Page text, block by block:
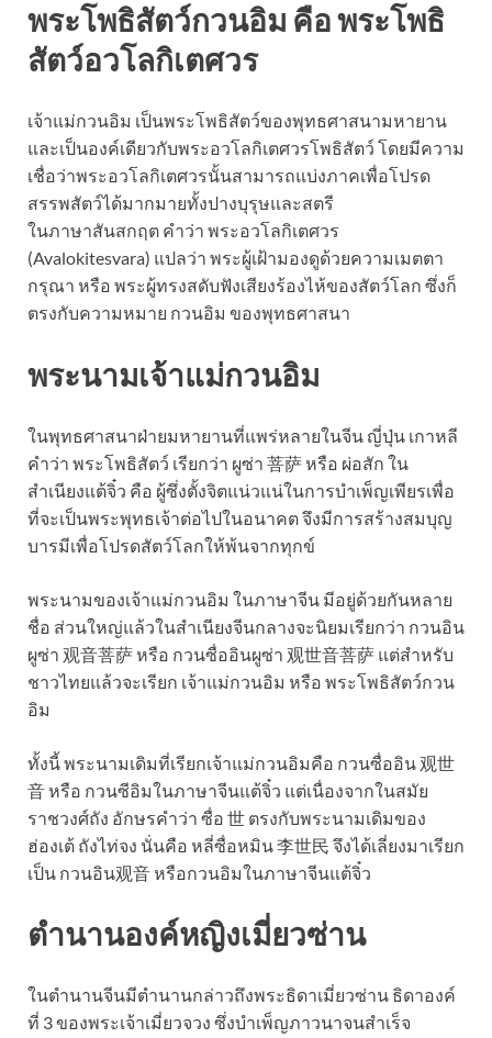
พระโพธิสัตว์กวนอิม คือ พระโพธิ
สัตว์อวโลกิเตศวร
เจ้าแม่กวนอิม เป็นพระโพธิสัตว์ของพุทธศาสนามหายาน
และเป็นองค์เดียวกับพระอวโลกิเตศวรโพธิสัตว์ โดยมีความ
เชื่อว่าพระอวโลกิเตศวรนั้นสามารถแบ่งภาคเพื่อโปรด
สรรพสัตว์ได้มากมายทั้งปางบุรุษและสตรี
ในภาษาสันสกฤต คำว่า พระอวโลกิเตศวร
(Avalokitesvara) แปลว่า พระผู้เฝ้ามองดูด้วยความเมตตา
กรุณา หรือ พระผู้ทรงสดับฟังเสียงร้องไห้ของสัตว์โลก ซึ่งก็
ตรงกับความหมาย กวนอิม ของพุทธศาสนา
พระนามเจ้าแม่กวนอิม
ในพุทธศาสนาฝ่ายมหายานที่แพร่หลายในจีน ญี่ปุ่น เกาหลี
คำว่า พระโพธิสัตว์ เรียกว่า ผูซ่า 菩萨 หรือ ผ่อสัก ใน
สำเนียงแต้จิ๋ว คือ ผู้ซึ่งตั้งจิตแน่วแน่ในการบำเพ็ญเพียรเพื่อ
ที่จะเป็นพระพุทธเจ้าต่อไปในอนาคต จึงมีการสร้างสมบุญ
บารมีเพื่อโปรดสัตว์โลกให้พ้นจากทุกข์
พระนามของเจ้าแม่กวนอิม ในภาษาจีน มีอยู่ด้วยกันหลาย
ชื่อ ส่วนใหญ่แล้วในสำเนียงจีนกลางจะนิยมเรียกว่า กวนอิน
ผูซ่า 观音菩萨 หรือ กวนซื่ออินผูซ่า 观世音菩萨 แต่สำหรับ
ชาวไทยแล้วจะเรียก เจ้าแม่กวนอิม หรือ พระโพธิสัตว์กวน
อิม
ทั้งนี้ พระนามเดิมที่เรียกเจ้าแม่กวนอิมคือ กวนซื่ออิน 观世
音 หรือ กวนซีอิมในภาษาจีนแต้จิ๋ว แต่เนื่องจากในสมัย
ราชวงศ์ถัง อักษรคำว่า ซื่อ 世 ตรงกับพระนามเดิมของ
ฮ่องเต้ ถังไท่จง นั่นคือ หลี่ซื่อหมิน 李世民 จึงได้เลี่ยงมาเรียก
เป็น กวนอิน观音 หรือกวนอิมในภาษาจีนแต้จิ๋ว
ตำนานองค์หญิงเมี่ยวซ่าน
ในตำนานจีนมีตำนานกล่าวถึงพระธิดาเมี่ยวซ่าน ธิดาองค์
ที่ 3 ของพระเจ้าเมี่ยวจวง ซึ่งบำเพ็ญภาวนาจนสำเร็จ